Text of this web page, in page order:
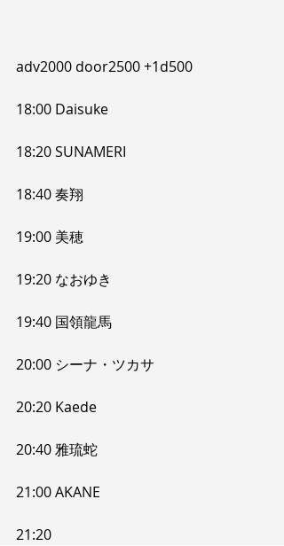
adv2000 door2500 +1d500
18:00 Daisuke
18:20 SUNAMERI
18:40 奏翔
19:00 美穂
19:20 なおゆき
19:40 国領龍馬
20:00 シーナ・ツカサ
20:20 Kaede
20:40 雅琉蛇
21:00 AKANE
21:20